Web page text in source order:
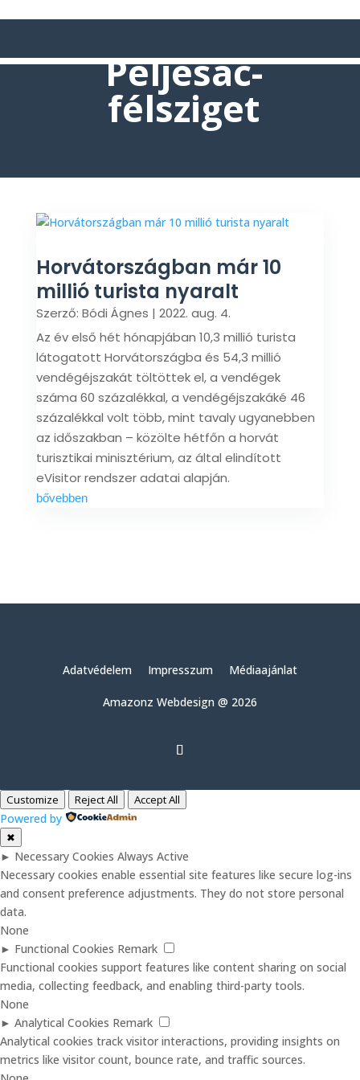
Peljesac-
félsziget
Horvátországban már 10
millió turista nyaralt
Szerző: Bódi Ágnes | 2022. aug. 4.
Az év első hét hónapjában 10,3 millió turista
látogatott Horvátországba és 54,3 millió
vendégéjszakát töltöttek el, a vendégek
száma 60 százalékkal, a vendégéjszakáké 46
százalékkal volt több, mint tavaly ugyanebben
az időszakban – közölte hétfőn a horvát
turisztikai minisztérium, az által elindított
eVisitor rendszer adatai alapján.
bővebben
Adatvédelem Impresszum Médiaajánlat
Amazonz Webdesign @ 2026
Customize Reject All Accept All
Powered by
✖
► Necessary Cookies Always Active
Necessary cookies enable essential site features like secure log-ins
and consent preference adjustments. They do not store personal
data.
None
► Functional Cookies Remark
Functional cookies support features like content sharing on social
media, collecting feedback, and enabling third-party tools.
None
► Analytical Cookies Remark
Analytical cookies track visitor interactions, providing insights on
metrics like visitor count, bounce rate, and traffic sources.